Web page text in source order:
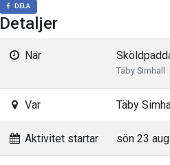
DELA
Detaljer
När
Täby Simhall
Var Täby
Aktivitet startar sön 23